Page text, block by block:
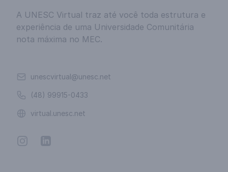
A UNESC Virtual traz até você toda estrutura e
experiência de uma Universidade Comunitária
nota máxima no MEC.
Emailunescvirtual@unesc.net
Telefone(48) 99915-0433
Websitevirtual.unesc.net
InstagramLinkedin